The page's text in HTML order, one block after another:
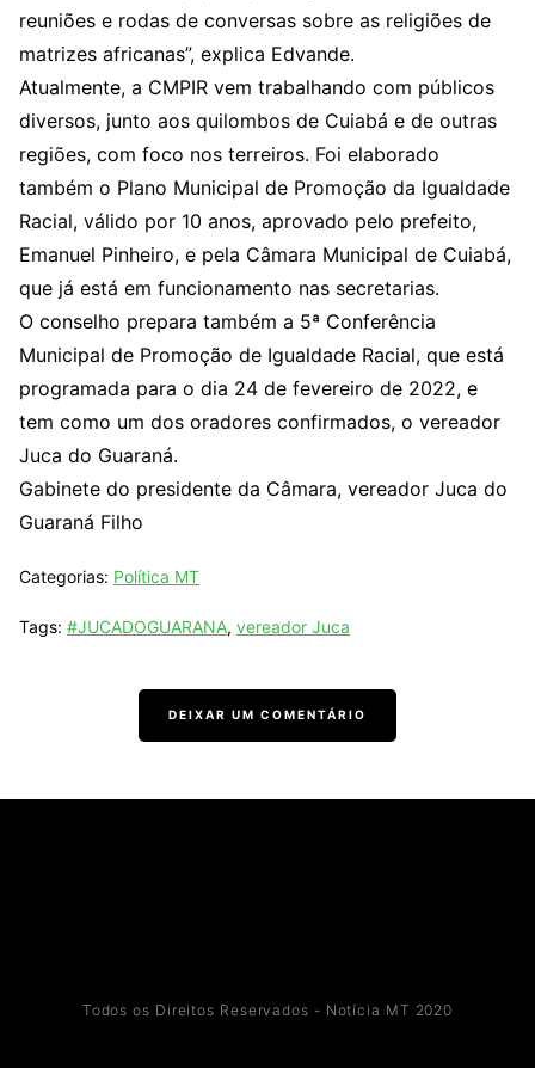
reuniões e rodas de conversas sobre as religiões de
matrizes africanas”, explica Edvande.
Atualmente, a CMPIR vem trabalhando com públicos
diversos, junto aos quilombos de Cuiabá e de outras
regiões, com foco nos terreiros. Foi elaborado
também o Plano Municipal de Promoção da Igualdade
Racial, válido por 10 anos, aprovado pelo prefeito,
Emanuel Pinheiro, e pela Câmara Municipal de Cuiabá,
que já está em funcionamento nas secretarias.
O conselho prepara também a 5ª Conferência
Municipal de Promoção de Igualdade Racial, que está
programada para o dia 24 de fevereiro de 2022, e
tem como um dos oradores confirmados, o vereador
Juca do Guaraná.
Gabinete do presidente da Câmara, vereador Juca do
Guaraná Filho
Categorias: Política MT
Tags: #JUCADOGUARANA, vereador Juca
DEIXAR UM COMENTÁRIO
Todos os Direitos Reservados - Notícia MT 2020